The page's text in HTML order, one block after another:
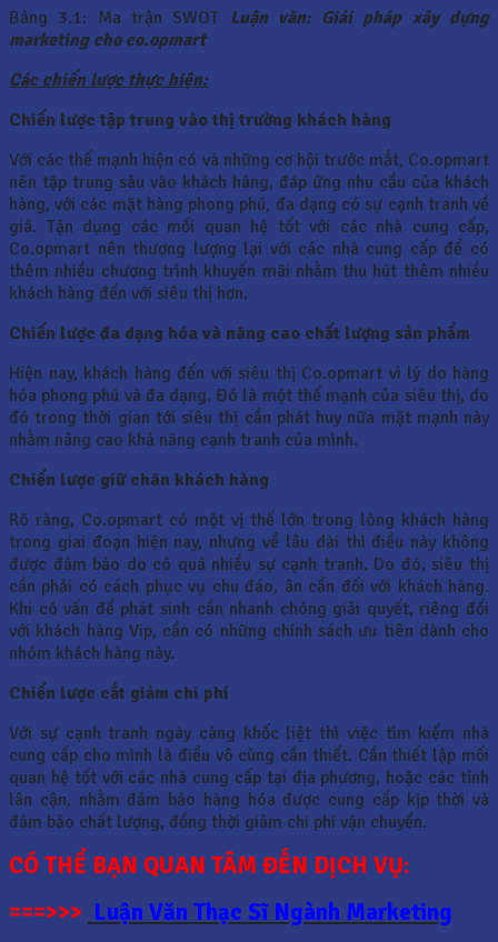
Bảng 3.1: Ma trận SWOT Luận văn: Giải pháp xây dựng
marketing cho co.opmart
Các chiến lược thực hiện:
Chiến lược tập trung vào thị trường khách hàng
Với các thế mạnh hiện có và những cơ hội trước mắt, Co.opmart
nên tập trung sâu vào khách hàng, đáp ứng nhu cầu của khách
hàng, với các mặt hàng phong phú, đa dạng có sự cạnh tranh về
giá. Tận dụng các mối quan hệ tốt với các nhà cung cấp,
Co.opmart nên thương lượng lại với các nhà cung cấp để có
thêm nhiều chương trình khuyến mãi nhằm thu hút thêm nhiều
khách hàng đến với siêu thị hơn.
Chiến lược đa dạng hóa và nâng cao chất lượng sản phẩm
Hiện nay, khách hàng đến với siêu thị Co.opmart vì lý do hàng
hóa phong phú và đa dạng. Đó là một thế mạnh của siêu thị, do
đó trong thời gian tới siêu thị cần phát huy nữa mặt mạnh này
nhằm nâng cao khả năng cạnh tranh của mình.
Chiến lược giữ chân khách hàng
Rõ ràng, Co.opmart có một vị thế lớn trong lòng khách hàng
trong giai đoạn hiện nay, nhưng về lâu dài thì điều này không
được đảm bảo do có quá nhiều sự cạnh tranh. Do đó, siêu thị
cần phải có cách phục vụ chu đáo, ân cần đối với khách hàng.
Khi có vấn để phát sinh cần nhanh chóng giải quyết, riêng đối
với khách hàng Vip, cần có những chính sách ưu tiên dành cho
nhóm khách hàng này.
Chiến lược cắt giảm chi phí
Với sự cạnh tranh ngày càng khốc liệt thì việc tìm kiếm nhà
cung cấp cho mình là điều vô cùng cần thiết. Cần thiết lập mối
quan hệ tốt với các nhà cung cấp tại địa phương, hoặc các tỉnh
lân cận, nhằm đảm bảo hàng hóa được cung cấp kịp thời và
đảm bảo chất lượng, đồng thời giảm chi phí vận chuyển.
CÓ THỂ BẠN QUAN TÂM ĐẾN DỊCH VỤ:
===>>> Luận Văn Thạc Sĩ Ngành Marketing